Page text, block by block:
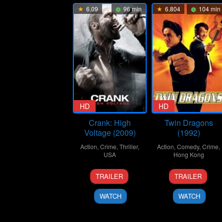
6.09 96 min
HD
Crank: High
Voltage (2009)
Action, Crime, Thriller,
USA
16
Apr
2009
Mark
Neveldine
TRAILER
WATCH
6.804 104 min
HD
Twin Dragons
(1992)
Action, Comedy, Crime,
Hong Kong
15
Jan
1992
Ringo
Lam
Ling-
Tung
TRAILER
WATCH